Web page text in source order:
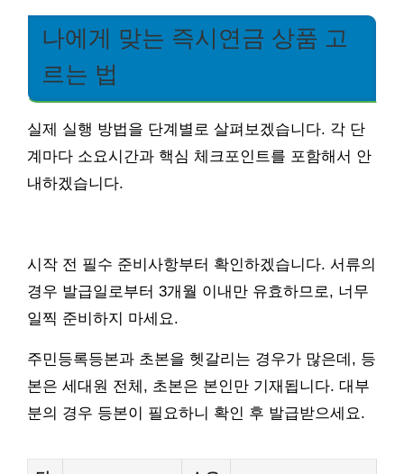
나에게 맞는 즉시연금 상품 고
르는 법
실제 실행 방법을 단계별로 살펴보겠습니다. 각 단
계마다 소요시간과 핵심 체크포인트를 포함해서 안
내하겠습니다.
시작 전 필수 준비사항부터 확인하겠습니다. 서류의
경우 발급일로부터 3개월 이내만 유효하므로, 너무
일찍 준비하지 마세요.
주민등록등본과 초본을 헷갈리는 경우가 많은데, 등
본은 세대원 전체, 초본은 본인만 기재됩니다. 대부
분의 경우 등본이 필요하니 확인 후 발급받으세요.